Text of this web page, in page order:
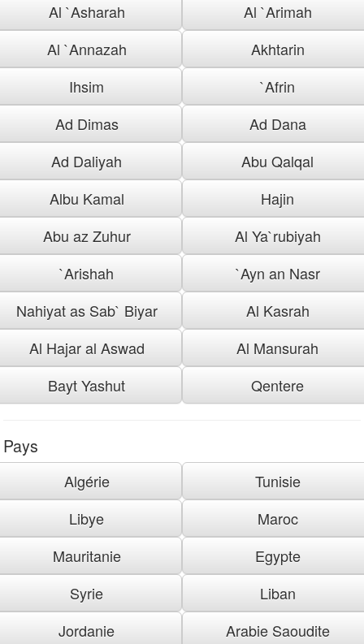
Al `Asharah
Al `Arimah
Al `Annazah
Akhtarin
Ihsim
`Afrin
Ad Dimas
Ad Dana
Ad Daliyah
Abu Qalqal
Albu Kamal
Hajin
Abu az Zuhur
Al Ya`rubiyah
`Arishah
`Ayn an Nasr
Nahiyat as Sab` Biyar
Al Kasrah
Al Hajar al Aswad
Al Mansurah
Bayt Yashut
Qentere
Pays
Algérie
Tunisie
Libye
Maroc
Mauritanie
Egypte
Syrie
Liban
Jordanie
Arabie Saoudite